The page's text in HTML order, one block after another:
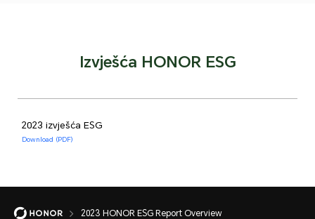
Izvješća HONOR ESG
2023 izvješća ESG
Download (PDF)
2023 HONOR ESG Report Overview